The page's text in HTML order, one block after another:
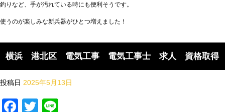
釣りなど、手が汚れている時にも便利そうです。
使うのが楽しみな新兵器がひとつ増えました！
横浜 港北区 電気工事 電気工事士 求人 資格取得
投稿日 2025年5月13日
Facebook
Twitter